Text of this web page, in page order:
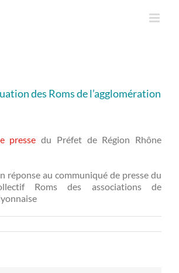
des Roms de l’agglomération
presse du Préfet de Région Rhône
réponse au communiqué de presse du
Roms des associations de